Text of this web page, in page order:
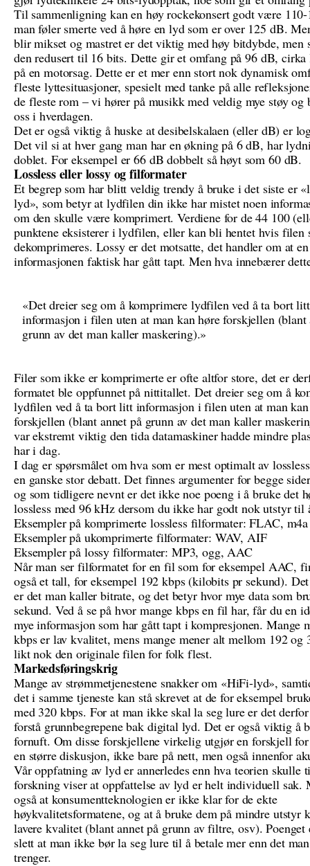
Til sammenligning kan en høy rockekonsert godt være
man føler smerte ved å høre en lyd som er over 125 dB.
blir mikset og mastret er det viktig med høy bitdybde, men
den redusert til 16 bits. Dette gir et omfang på 96 dB,
på en motorsag. Dette er et mer enn stort nok dynamisk
fleste lyttesituasjoner, spesielt med tanke på alle
de fleste rom – vi hører på musikk med veldig mye støy og
oss i hverdagen.
Det er også viktig å huske at desibelskalaen (eller dB) er
Det vil si at hver gang man har en økning på 6 dB, har
doblet. For eksempel er 66 dB dobbelt så høyt som 60 dB.
Lossless eller lossy og filformater
Et begrep som har blitt veldig trendy å bruke i det siste er
lyd», som betyr at lydfilen din ikke har mistet noen
om den skulle være komprimert. Verdiene for de 44 100
punktene eksisterer i lydfilen, eller kan bli hentet hvis filen
dekomprimeres. Lossy er det motsatte, det handler om at
informasjonen faktisk har gått tapt. Men hva innebærer
Det dreier seg om å komprimere lydfilen ved å ta bort litt
informasjon i filen uten at man kan høre forskjellen (blant
grunn av det man kaller maskering).
Filer som ikke er komprimerte er ofte altfor store, det er
formatet ble oppfunnet på nittitallet. Det dreier seg om å
lydfilen ved å ta bort litt informasjon i filen uten at man
forskjellen (blant annet på grunn av det man kaller
var ekstremt viktig den tida datamaskiner hadde mindre
har i dag.
I dag er spørsmålet om hva som er mest optimalt av
en ganske stor debatt. Det finnes argumenter for begge
og som tidligere nevnt er det ikke noe poeng i å bruke det
lossless med 96 kHz dersom du ikke har godt nok utstyr til
Eksempler på komprimerte lossless filformater: FLAC, m4a
Eksempler på ukomprimerte filformater: WAV, AIF
Eksempler på lossy filformater: MP3, ogg, AAC
Når man ser filformatet for en fil som for eksempel AAC,
også et tall, for eksempel 192 kbps (kilobits pr sekund).
er det man kaller bitrate, og det betyr hvor mye data som
sekund. Ved å se på hvor mange kbps en fil har, får du en
mye informasjon som har gått tapt i kompresjonen. Mange
kbps er lav kvalitet, mens mange mener alt mellom 192 og
likt nok den originale filen for folk flest.
Markedsføringskrig
Mange av strømmetjenestene snakker om «HiFi-lyd»,
det i samme tjeneste kan stå skrevet at de for eksempel
med 320 kbps. For at man ikke skal la seg lure er det
forstå grunnbegrepene bak digital lyd. Det er også viktig å
fornuft. Om disse forskjellene virkelig utgjør en forskjell
en større diskusjon, ikke bare på nett, men også innenfor
Vår oppfatning av lyd er annerledes enn hva teorien skulle
forskning viser at oppfattelse av lyd er helt individuell sak.
også at konsumentteknologien er ikke klar for de ekte
høykvalitetsformatene, og at å bruke dem på mindre utstyr
lavere kvalitet (blant annet på grunn av filtre, osv). Poenget
slett at man ikke bør la seg lure til å betale mer enn det
trenger.